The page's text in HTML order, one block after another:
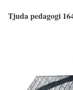
Tjuda pedagogi